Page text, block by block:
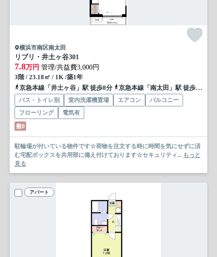
横浜市南区南太田
リブリ・井土ヶ谷301
7.8万円 管理/共益費3,000円
3階 / 23.18㎡ / 1K /築1年
京急本線「井土ヶ谷」駅 徒歩8分
京急本線「南太田」駅 徒歩15分
バス・トイレ別 室内洗濯機置場 エアコン
バルコニー
フローリング
電気有
敷0
駐輪場が付いている物件です☆荷物を注文する時に時間を気にせずに済
む宅配ボックスを共用部に備え付けております☆セキュリティ... もっと
見る
アパート